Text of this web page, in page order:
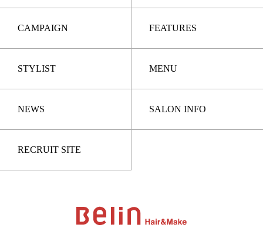
CAMPAIGN FEATURES
STYLIST MENU
NEWS SALON INFO
RECRUIT SITE